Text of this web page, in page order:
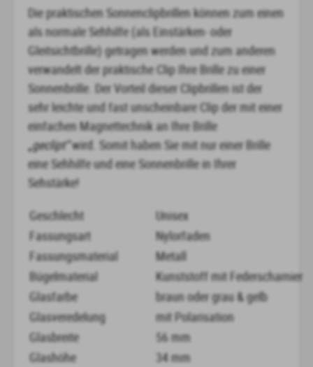
Die praktischen Sonnenclipbrillen können zum einen
als normale Sehhilfe (als Einstärken- oder
Gleitsichtbrille) getragen werden und zum anderen
verwandelt der praktische Clip Ihre Brille zu einer
Sonnenbrille. Der Vorteil dieser Clipbrillen ist der
sehr leichte und fast unscheinbare Clip der mit einer
einfachen Magnettechnik an Ihre Brille
„geclipt“wird. Somit haben Sie mit nur einer Brille
eine Sehhilfe und eine Sonnenbrille in Ihrer
Sehstärke!
Geschlecht
Unisex
Fassungsart
Nylorfaden
Fassungsmaterial
Metall
Bügelmaterial
Kunststoff mit Federscharnier
Glasfarbe
braun oder grau & gelb
Glasveredelung
mit Polarisation
Glasbreite
56 mm
Glashöhe
34 mm